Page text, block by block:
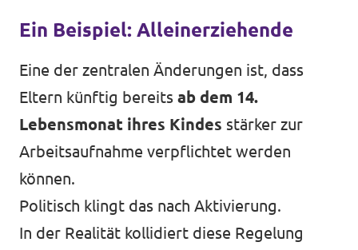
Ein Beispiel: Alleinerziehende
Eine der zentralen Änderungen ist, dass
Eltern künftig bereits ab dem 14.
Lebensmonat ihres Kindes stärker zur
Arbeitsaufnahme verpflichtet werden
können.
Politisch klingt das nach Aktivierung.
In der Realität kollidiert diese Regelung